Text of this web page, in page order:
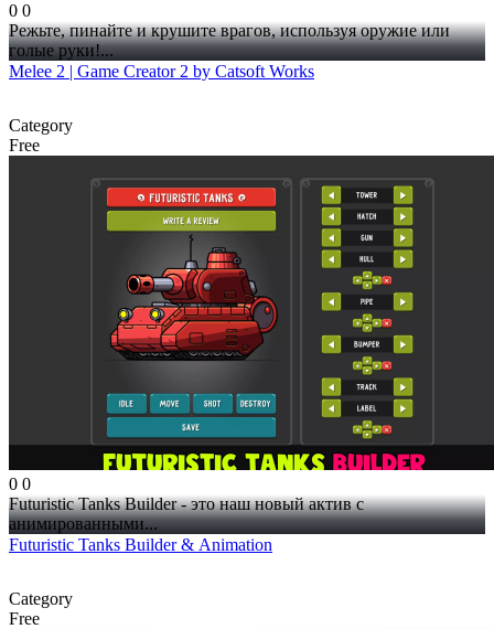
0 0
Режьте, пинайте и крушите врагов, используя оружие или
голые руки!...
Melee 2 | Game Creator 2 by Catsoft Works
Category
Free
0 0
Futuristic Tanks Builder - это наш новый актив с
анимированными...
Futuristic Tanks Builder & Animation
Category
Free